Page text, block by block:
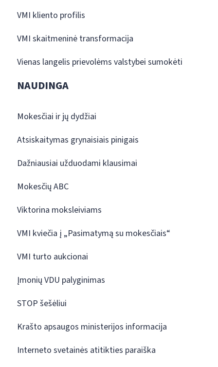
VMI kliento profilis
VMI skaitmeninė transformacija
Vienas langelis prievolėms valstybei sumokėti
NAUDINGA
Mokesčiai ir jų dydžiai
Atsiskaitymas grynaisiais pinigais
Dažniausiai užduodami klausimai
Mokesčių ABC
Viktorina moksleiviams
VMI kviečia į „Pasimatymą su mokesčiais“
VMI turto aukcionai
Įmonių VDU palyginimas
STOP šešėliui
Krašto apsaugos ministerijos informacija
Interneto svetainės atitikties paraiška